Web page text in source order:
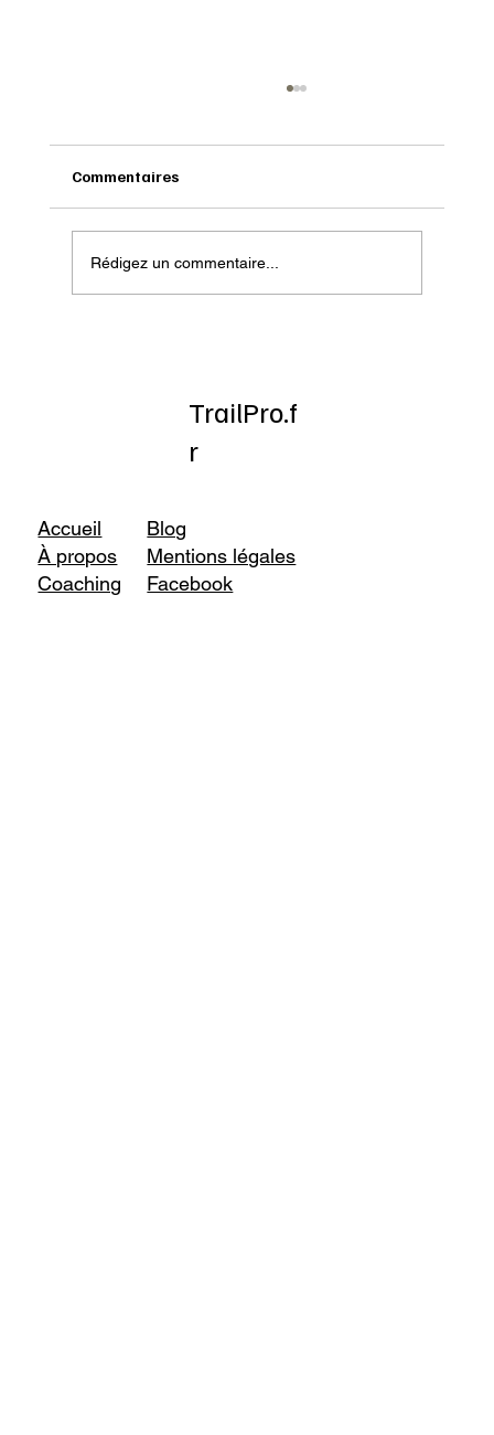
Commentaires
Rédigez un commentaire...
TrailPro.f
r
Accueil
À propos
Coaching
Blog
Mentions légales
Facebook